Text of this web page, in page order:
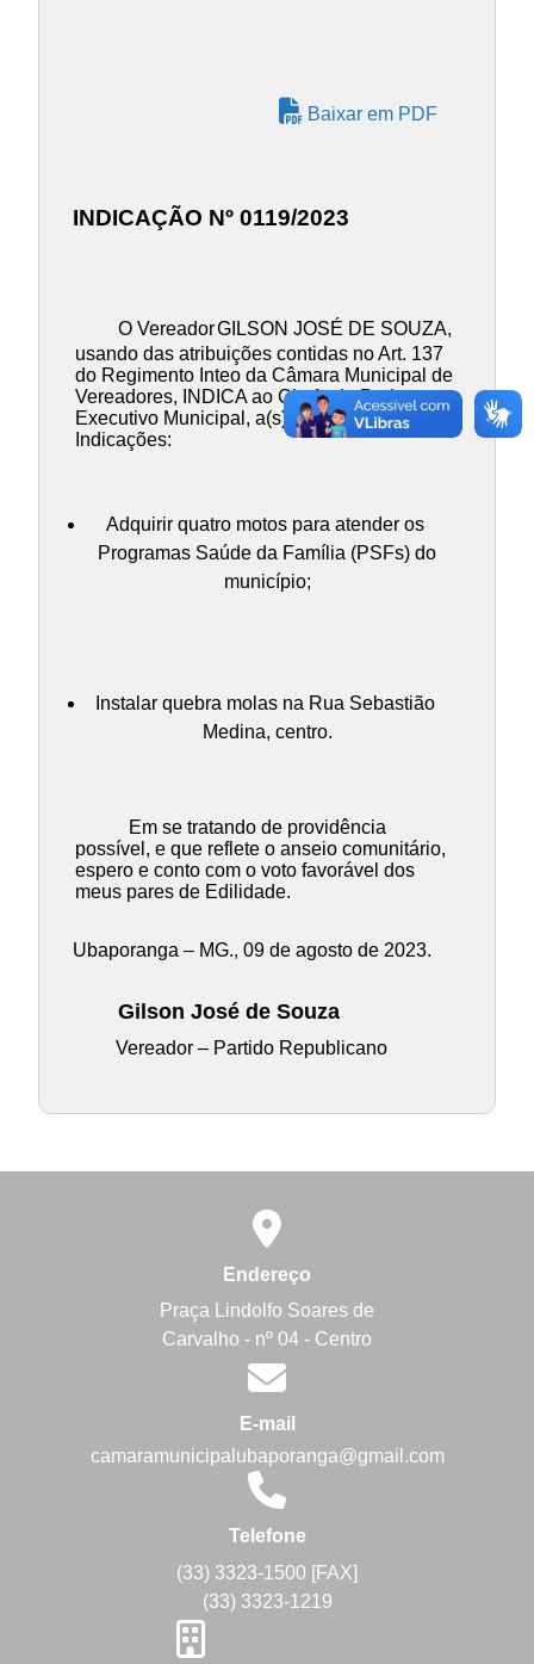
Baixar em PDF
INDICAÇÃO Nº 0119/2023
O VereadorGILSON JOSÉ DE SOUZA,
usando das atribuições contidas no Art. 137
do Regimento Inteo da Câmara Municipal de
Vereadores, INDICA ao Chefe do Poder
Executivo Municipal, a(s) presente(s)
Indicações:
Adquirir quatro motos para atender os
Programas Saúde da Família (PSFs) do
município;
Instalar quebra molas na Rua Sebastião
Medina, centro.
Em se tratando de providência
possível, e que reflete o anseio comunitário,
espero e conto com o voto favorável dos
meus pares de Edilidade.
Ubaporanga – MG., 09 de agosto de 2023.
Gilson José de Souza
Vereador – Partido Republicano
Endereço
Praça Lindolfo Soares de
Carvalho - nº 04 - Centro
E-mail
camaramunicipalubaporanga@gmail.com
Telefone
(33) 3323-1500 [FAX]
(33) 3323-1219